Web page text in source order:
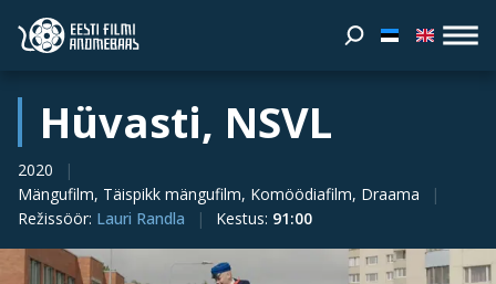
Hüvasti, NSVL
2020
Mängufilm, Täispikk mängufilm, Komöödiafilm, Draama
Režissöör: Lauri Randla Kestus: 91:00